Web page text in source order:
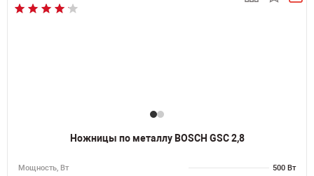
Ножницы по металлу BOSCH GSC 2,8
Мощность, Вт 500 Вт